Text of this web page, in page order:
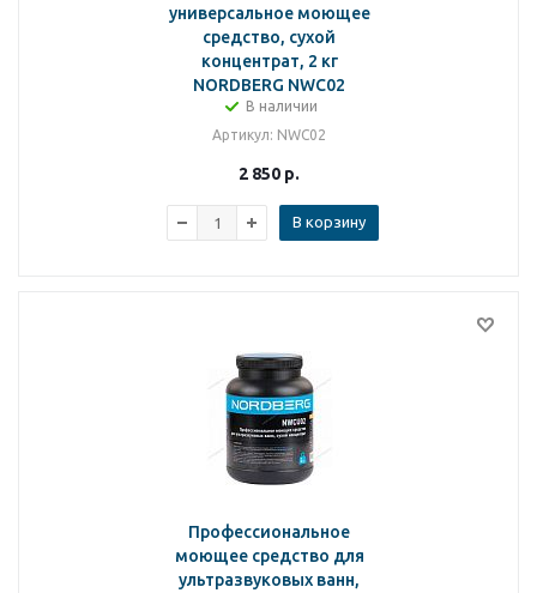
универсальное моющее
средство, сухой
концентрат, 2 кг
NORDBERG NWC02
В наличии
Артикул: NWC02
2 850 р.
В корзину
Профессиональное
моющее средство для
ультразвуковых ванн,